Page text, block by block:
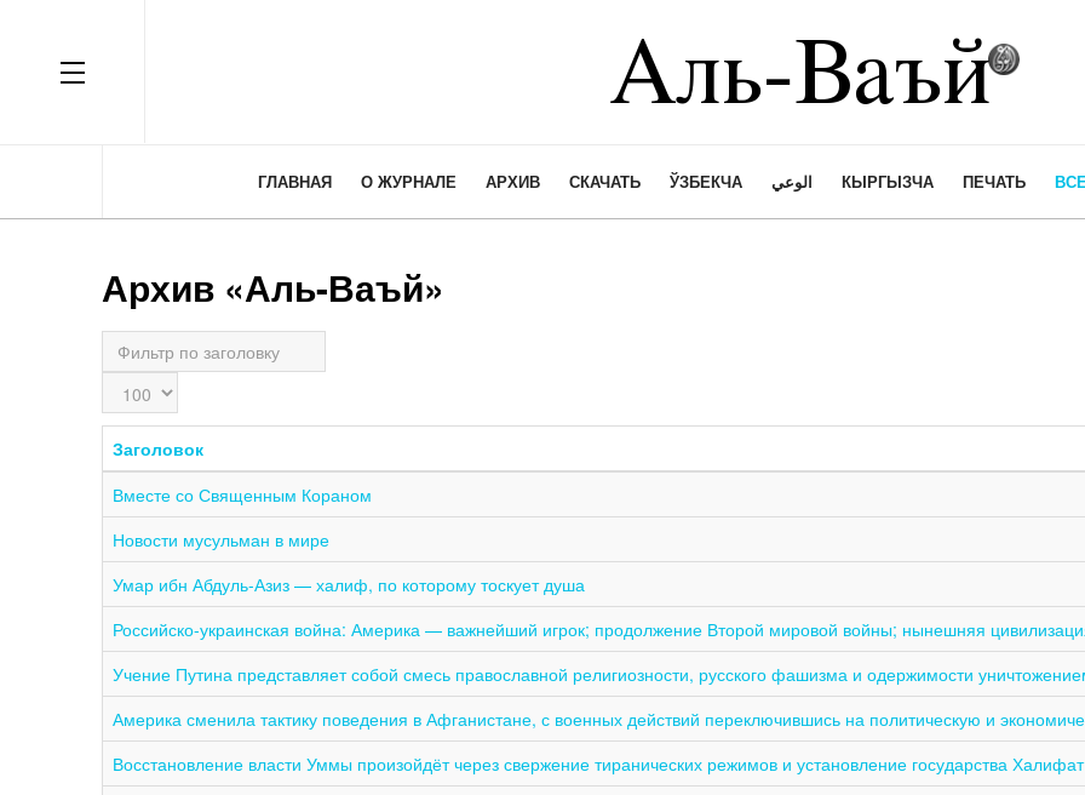
OFF CANVAS
ГЛАВНАЯ О ЖУРНАЛЕ АРХИВ СКАЧАТЬ ЎЗБЕКЧА الوعي КЫРГЫЗЧА ПЕЧАТЬ
Архив «Аль-Ваъй»
Фильтр
по
заголовку
Кол-
во
строк:
Заголовок
Вместе со Священным Кораном
Новости мусульман в мире
Умар ибн Абдуль-Азиз — халиф, по которому тоскует душа
Российско-украинская война: Америка — важнейший игрок; продолжение Второй мировой войны; нынешняя
Учение Путина представляет собой смесь православной религиозности, русского фашизма и одержимости
Америка сменила тактику поведения в Афганистане, с военных действий переключившись на политическую и
Восстановление власти Уммы произойдёт через свержение тиранических режимов и установление государства